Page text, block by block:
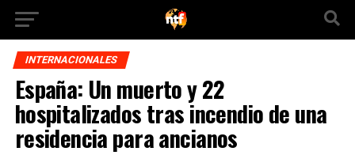
INTERNACIONALES
España: Un muerto y 22
hospitalizados tras incendio de una
residencia para ancianos